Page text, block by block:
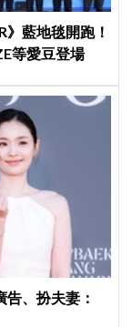
》藍地毯開跑！
等愛豆登場
、扮夫妻：